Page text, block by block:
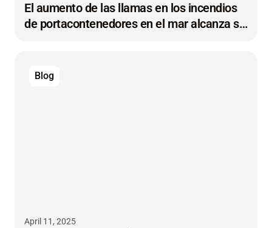
El aumento de las llamas en los incendios
de portacontenedores en el mar alcanza su
Blog
April 11, 2025